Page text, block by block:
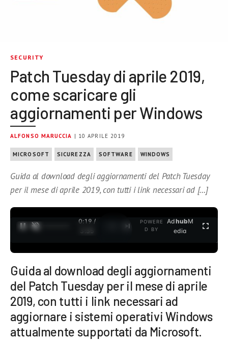
SECURITY
Patch Tuesday di aprile 2019,
come scaricare gli
aggiornamenti per Windows
ALFONSO MARUCCIA | 10 APRILE 2019
MICROSOFT SICUREZZA SOFTWARE WINDOWS
Guida al download degli aggiornamenti del Patch Tuesday
per il mese di aprile 2019, con tutti i link necessari ad […]
0:19 /
3:35
POWERE
D BY
AdhubM
edia
Guida al download degli aggiornamenti
del Patch Tuesday per il mese di aprile
2019, con tutti i link necessari ad
aggiornare i sistemi operativi Windows
attualmente supportati da Microsoft.